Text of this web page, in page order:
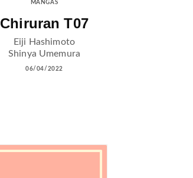
MANGAS
Chiruran T07
Eiji Hashimoto
Shinya Umemura
06/04/2022